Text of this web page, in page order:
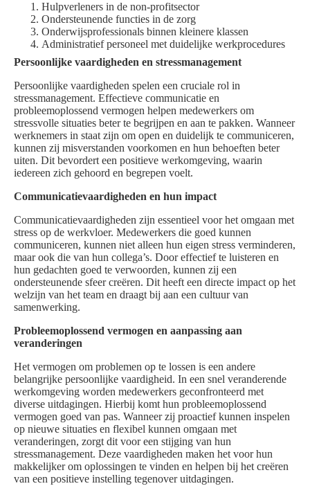
Hulpverleners in de non-profitsector
Ondersteunende functies in de zorg
Onderwijsprofessionals binnen kleinere klassen
Administratief personeel met duidelijke werkprocedures
Persoonlijke vaardigheden en stressmanagement
Persoonlijke vaardigheden spelen een cruciale rol in
stressmanagement. Effectieve communicatie en
probleemoplossend vermogen helpen medewerkers om
stressvolle situaties beter te begrijpen en aan te pakken. Wanneer
werknemers in staat zijn om open en duidelijk te communiceren,
kunnen zij misverstanden voorkomen en hun behoeften beter
uiten. Dit bevordert een positieve werkomgeving, waarin
iedereen zich gehoord en begrepen voelt.
Communicatievaardigheden en hun impact
Communicatievaardigheden zijn essentieel voor het omgaan met
stress op de werkvloer. Medewerkers die goed kunnen
communiceren, kunnen niet alleen hun eigen stress verminderen,
maar ook die van hun collega’s. Door effectief te luisteren en
hun gedachten goed te verwoorden, kunnen zij een
ondersteunende sfeer creëren. Dit heeft een directe impact op het
welzijn van het team en draagt bij aan een cultuur van
samenwerking.
Probleemoplossend vermogen en aanpassing aan
veranderingen
Het vermogen om problemen op te lossen is een andere
belangrijke persoonlijke vaardigheid. In een snel veranderende
werkomgeving worden medewerkers geconfronteerd met
diverse uitdagingen. Hierbij komt hun probleemoplossend
vermogen goed van pas. Wanneer zij proactief kunnen inspelen
op nieuwe situaties en flexibel kunnen omgaan met
veranderingen, zorgt dit voor een stijging van hun
stressmanagement. Deze vaardigheden maken het voor hun
makkelijker om oplossingen te vinden en helpen bij het creëren
van een positieve instelling tegenover uitdagingen.